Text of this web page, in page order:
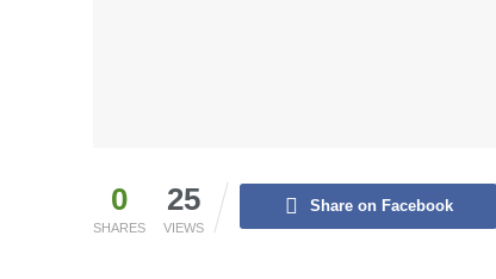
0
SHARES
25
VIEWS
Share on Facebook